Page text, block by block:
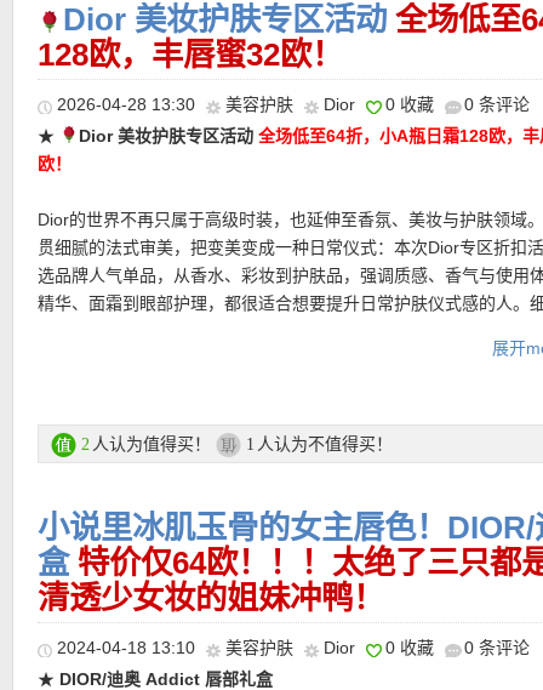
Mini Dior Addict Lip Maximizer 丰唇蜜
迷你 2ml 装适合随身放进手袋，外出补妆很方便。它主打丰盈、保
唇光，让唇妆在任何时候都能恢复饱满亮泽。
★ 每单最多送3个小样！！
★ 网购邮费满25欧免邮费！
购买链接在此
更多Dior活动链接在此
Dior 美妆护肤专区活动 全场低至
128欧，丰唇蜜32欧！
2026-04-28 13:30 美容护肤 Dior 0 收藏
0 条评论
★
Dior 美妆护肤专区活动全场低至64折，小A瓶日霜128欧，丰
欧！
Dior的世界不再只属于高级时装，也延伸至香氛、美妆与护肤领域
贯细腻的法式审美，把变美变成一种日常仪式：本次Dior专区折扣
选品牌人气单品，从香水、彩妆到护肤品，强调质感、香气与使用
精华、面霜到眼部护理，都很适合想要提升日常护肤仪式感的人。
★ 购物满99欧免运费，不满需要6.99欧运费！
★ 退货：14天内无理由退货
★ 付款方式：接受银行转账、PayPal、Visa、MasterCard等方式
超值产品推荐
展开
2 人认为值得买！ 1 人认为不值得买！
小说里冰肌玉骨的女主唇色！
盒 特价仅64欧！！！太绝了三只都
清透少女妆的姐妹冲鸭！
2024-04-18 13:10 美容护肤 Dior 0 收藏
0 条评论
★ DIOR/迪奥 Addict 唇部礼盒